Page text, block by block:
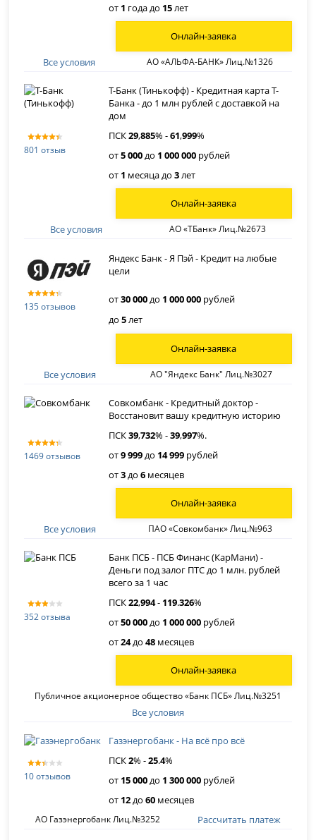
от 1 года до 15лет
Все условия АО «АЛЬФА-БАНК» Лиц.№1326
Онлайн-заявка
801 отзыв
Т-Банк (Тинькофф) - Кредитная карта Т-
Банка - до 1 млн рублей с доставкой на
дом
ПСК29,885% -61,999%
от5 000до 1 000 000 рублей
от 1 месяца до3лет
Все условия АО «ТБанк» Лиц.№2673
Онлайн-заявка
135 отзывов
Яндекс Банк - Я Пэй - Кредит на любые
цели
от30 000до 1 000 000 рублей
до5лет
Все условия АО "Яндекс Банк" Лиц.№3027
Онлайн-заявка
1469 отзывов
Совкомбанк - Кредитный доктор -
Восстановит вашу кредитную историю
ПСК39,732% -39,997%.
от9 999до 14 999 рублей
от3до6 месяцев
Все условия ПАО «Совкомбанк» Лиц.№963
Онлайн-заявка
352 отзыва
Банк ПСБ - ПСБ Финанс (КарМани) -
Деньги под залог ПТС до 1 млн. рублей
всего за 1 час
ПСК22,994- 119.326%
от50 000до 1 000 000 рублей
от24до48 месяцев
Все условия
Публичное акционерное общество «Банк ПСБ» Лиц.№3251
Онлайн-заявка
10 отзывов
Газэнергобанк - На всё про всё
ПСК2% -25.4%
от 15 000до 1 300 000 рублей
от 12до60 месяцев
АО Газэнергобанк Лиц.№3252 Рассчитать платеж